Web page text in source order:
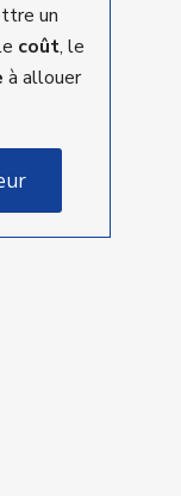
un
coût, le
à allouer